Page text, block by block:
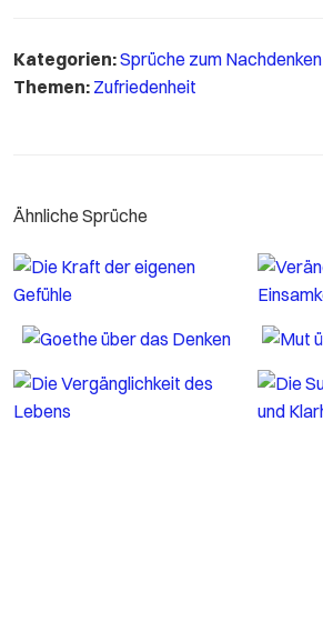
Kategorien:Sprüche zum Nachdenken
Themen: Zufriedenheit
Ähnliche Sprüche